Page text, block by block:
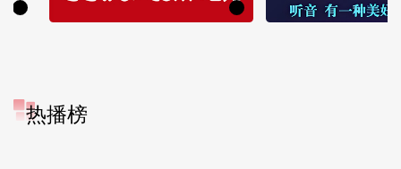
热播榜